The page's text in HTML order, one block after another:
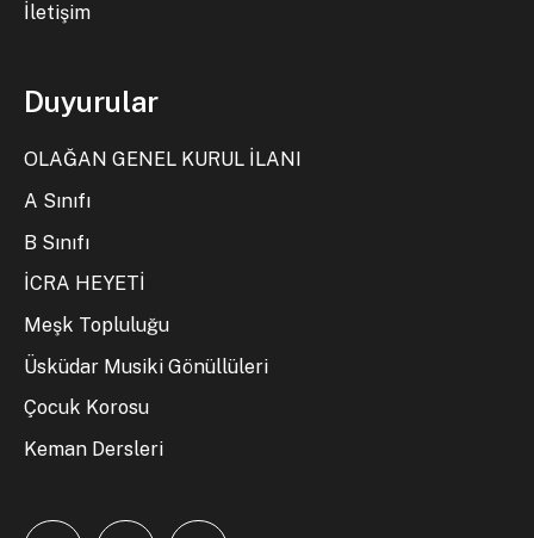
İletişim
Duyurular
OLAĞAN GENEL KURUL İLANI
A Sınıfı
B Sınıfı
İCRA HEYETİ
Meşk Topluluğu
Üsküdar Musiki Gönüllüleri
Çocuk Korosu
Keman Dersleri